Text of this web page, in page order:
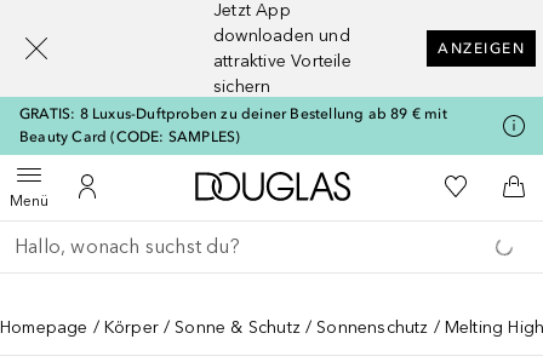
Jetzt App
downloaden und
attraktive Vorteile
sichern
ANZEIGEN
GRATIS: 8 Luxus-Duftproben zu deiner Bestellung ab 89 € mit
Beauty Card (CODE: SAMPLES)
MenüMenü öffnenZu Meinem Kundenkonto
Zur Douglas Startseite
Zu Meiner
Gehe zurück
Suche ausführen
Homepage Körper Sonne & Schutz Sonnenschutz Melting
[navigation.slideout.screenreader]